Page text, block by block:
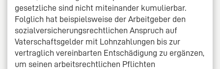
gesetzliche sind nicht miteinander kumulierbar.
Folglich hat beispielsweise der Arbeitgeber den
sozialversicherungsrechtlichen Anspruch auf
Vaterschaftsgelder mit Lohnzahlungen bis zur
vertraglich vereinbarten Entschädigung zu ergänzen,
um seinen arbeitsrechtlichen Pflichten